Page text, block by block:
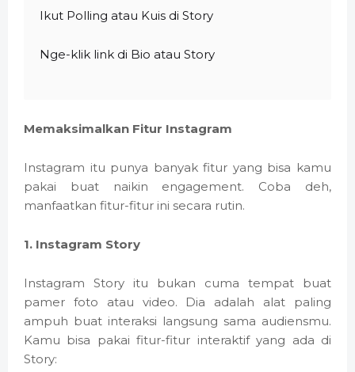
Ikut Polling atau Kuis di Story
Nge-klik link di Bio atau Story
Memaksimalkan Fitur Instagram
Instagram itu punya banyak fitur yang bisa kamu
pakai buat naikin engagement. Coba deh,
manfaatkan fitur-fitur ini secara rutin.
1. Instagram Story
Instagram Story itu bukan cuma tempat buat
pamer foto atau video. Dia adalah alat paling
ampuh buat interaksi langsung sama audiensmu.
Kamu bisa pakai fitur-fitur interaktif yang ada di
Story: